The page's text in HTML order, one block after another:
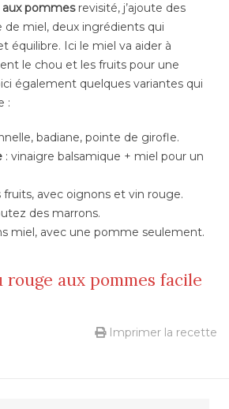
pommesrevisité, j’ajoute des
miel, deux ingrédients qui
équilibre. Ici le miel va aider à
le chou et les fruits pour une
également quelques variantes qui
:
badiane, pointe de girofle.
: vinaigre balsamique + miel pour un
fruits, avec oignons et vin rouge.
des marrons.
miel, avec une pomme seulement.
rouge aux pommes facile
Imprimer la recette